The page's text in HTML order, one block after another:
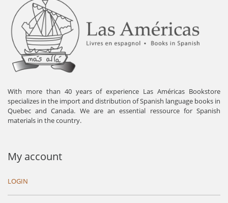
With more than 40 years of experience Las Américas Bookstore
specializes in the import and distribution of Spanish language books in
Quebec and Canada. We are an essential ressource for Spanish
materials in the country.
My account
LOGIN